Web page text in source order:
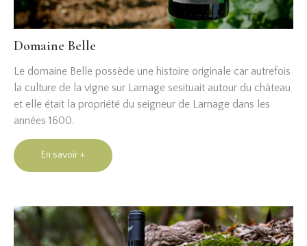
Domaine Belle
Le domaine Belle possède une histoire originale car autrefois
la culture de la vigne sur Larnage sesituait autour du château
et elle était la propriété du seigneur de Larnage dans les
années 1600.
En savoir +